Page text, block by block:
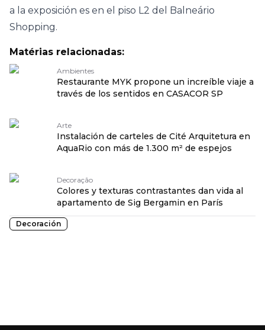
a la exposición es en el piso L2 del Balneário
Shopping.
Matérias relacionadas:
Ambientes
Restaurante MYK propone un increíble viaje a
través de los sentidos en CASACOR SP
Arte
Instalación de carteles de Cité Arquitetura en
AquaRio con más de 1.300 m² de espejos
Decoração
Colores y texturas contrastantes dan vida al
apartamento de Sig Bergamin en París
Decoración